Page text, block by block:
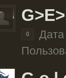
0